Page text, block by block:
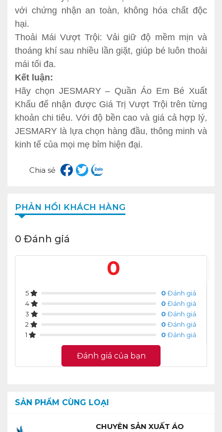
với chứng nhận an toàn, không hóa chất độc
hại.
Thoải Mái Vượt Trội: Vải giữ độ mềm mịn và
thoáng khí sau nhiều lần giặt, giúp bé luôn thoải
mái tối đa.
Kết luận:
Hãy chọn JESMARY – Quần Áo Em Bé Xuất
Khẩu để nhận được Giá Trị Vượt Trội trên từng
khoản chi tiêu. Với độ bền cao và giá cả hợp lý,
JESMARY là lựa chọn hàng đầu, thông minh và
kinh tế của mọi mẹ bỉm hiện đại.
Chia sẻ
PHẢN HỒI KHÁCH HÀNG
0 Đánh giá
0
5 0 Đánh giá
4
0 Đánh giá
3
0 Đánh giá
2
0 Đánh giá
1
0 Đánh giá
Đánh giá của bạn
SẢN PHẨM CÙNG LOẠI
CHUYÊN SẢN XUẤT ÁO